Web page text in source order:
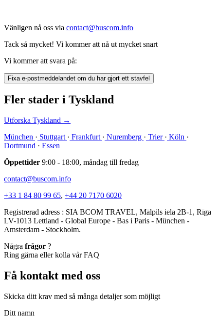
Vänligen nå oss via contact@buscom.info
Tack så mycket! Vi kommer att nå ut mycket snart
Vi kommer att svara på:
Fixa e-postmeddelandet om du har gjort ett stavfel
Fler stader i Tyskland
Utforska Tyskland →
München · Stuttgart · Frankfurt · Nuremberg · Trier · Köln ·
Dortmund · Essen
Öppettider 9:00 - 18:00, måndag till fredag
contact@buscom.info
+33 1 84 80 99 65, +44 20 7170 6020
Registrerad adress : SIA BCOM TRAVEL, Mālpils iela 2B-1, Rīga
LV-1013 Lettland - Global Europe - Bas i Paris - München -
Amsterdam - Stockholm.
Några frågor ?
Ring gärna eller kolla vår FAQ
Få kontakt med oss
Skicka ditt krav med så många detaljer som möjligt
Ditt namn